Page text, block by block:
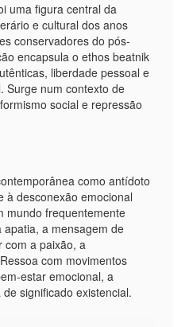
uma figura central da
e cultural dos anos
conservadores do pós-
encapsula o ethos beatnik
liberdade pessoal e
Surge num contexto de
social e repressão
como antídoto
à desconexão emocional
mundo frequentemente
apatia, a mensagem de
com a paixão, a
com movimentos
estar emocional, a
significado existencial.